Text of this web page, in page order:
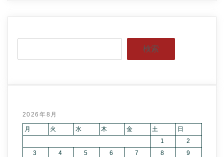
検索
2026年8月
月 火 水 木 金 土
日
1
2
3
4 5 6 7 8
9